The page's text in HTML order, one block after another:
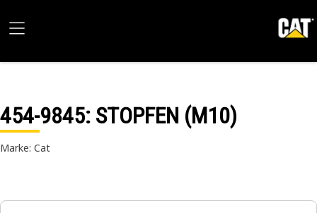
454-9845: STOPFEN (M10)
Marke: Cat